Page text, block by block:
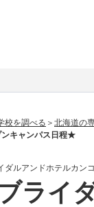
校を調べる 北海道の
キャンパス日程★
ダルアンドホテルカン
ライ